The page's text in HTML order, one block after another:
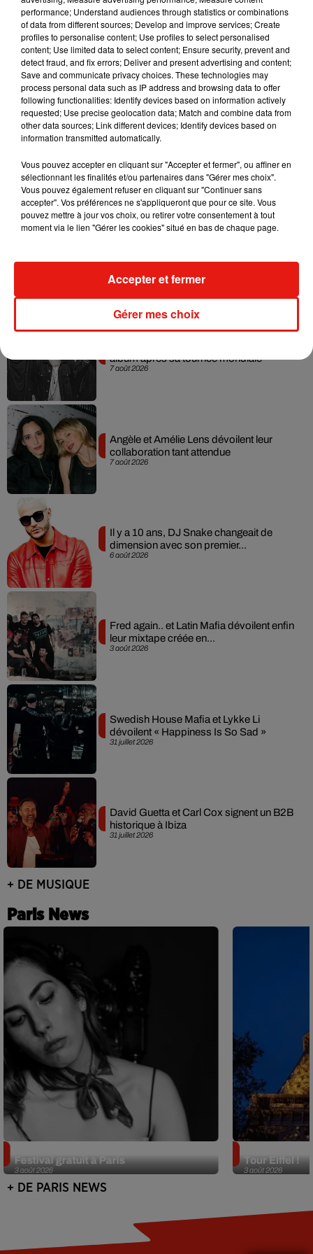
permettent d'éviter le piège :
Ne jamais cliquer sur un lien reçu par e-mail sans en
vérifier l'expéditeur.
Vérifier systématiquement l'URL du site visité, et
privilégier les canaux officiels de l'éditeur.
Ne renseigner aucune donnée personnelle sensible
pour accéder à un simple test de jeu.
Se méfier de toute urgence artificielle poussant à agir
L'attente pour GTA VI est légitime, mais elle ne doit pas faire
baisser la garde. En cas de doute sur une offre trop belle pour
être vraie, un peu de patience reste, une fois encore, la
meilleure des protections.
Musique
7 août 2026
album après sa tournée mondiale
7 août 2026
Angèle et Amélie Lens dévoilent leur
collaboration tant attendue
6 août 2026
Il y a 10 ans, DJ Snake changeait de
dimension avec son premier...
3 août 2026
Fred again.. et Latin Mafia dévoilent enfin
leur mixtape créée en...
31 juillet 2026
Swedish House Mafia et Lykke Li
dévoilent « Happiness Is So Sad »
31 juillet 2026
David Guetta et Carl Cox signent un B2B
historique à Ibiza
+ DE MUSIQUE
Paris News
3 août 2026
Festival gratuit à Paris
3 août 2026
Tour Eiffel !
+ DE PARIS NEWS
performance; Understand audiences through statistics or combinations
of data from different sources; Develop and improve services; Create
profiles to personalise content; Use profiles to select personalised
content; Use limited data to select content; Ensure security, prevent and
detect fraud, and fix errors; Deliver and present advertising and content;
Save and communicate privacy choices. These technologies may
process personal data such as IP address and browsing data to offer
following functionalities: Identify devices based on information actively
requested; Use precise geolocation data; Match and combine data from
other data sources; Link different devices; Identify devices based on
information transmitted automatically.
Vous pouvez accepter en cliquant sur "Accepter et fermer", ou affiner en
sélectionnant les finalités et/ou partenaires dans "Gérer mes choix".
Vous pouvez également refuser en cliquant sur "Continuer sans
accepter". Vos préférences ne s'appliqueront que pour ce site. Vous
pouvez mettre à jour vos choix, ou retirer votre consentement à tout
moment via le lien "Gérer les cookies" situé en bas de chaque page.
Gérer mes choix
Accepter et fermer